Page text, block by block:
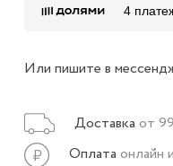
4
Или пишите в
Доставка от
Оплата онлайн